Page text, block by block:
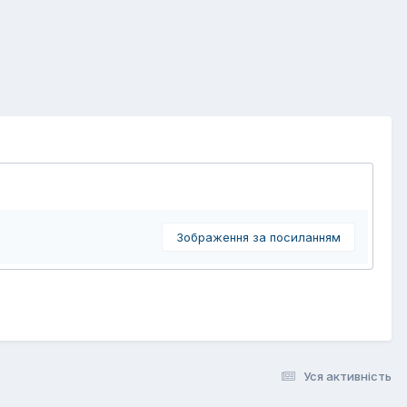
Зображення за посиланням
Уся активність